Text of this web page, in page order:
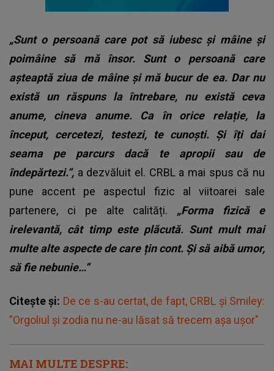
„Sunt o persoană care pot să iubesc și mâine și
poimâine să mă însor. Sunt o persoană care
așteaptă ziua de mâine și mă bucur de ea. Dar nu
există un răspuns la întrebare, nu există ceva
anume, cineva anume. Ca în orice relație, la
început, cercetezi, testezi, te cunoști. Și îți dai
seama pe parcurs dacă te apropii sau de
îndepărtezi.”, a dezvăluit el. CRBL a mai spus că nu
pune accent pe aspectul fizic al viitoarei sale
partenere, ci pe alte calități. „Forma fizică e
irelevantă, cât timp este plăcută. Sunt mult mai
multe alte aspecte de care țin cont. Și să aibă umor,
să fie nebunie…”
Citește și: De ce s-au certat, de fapt, CRBL și Smiley:
”Orgoliul și zodia nu ne-au lăsat să trecem așa ușor"
MAI MULTE DESPRE: